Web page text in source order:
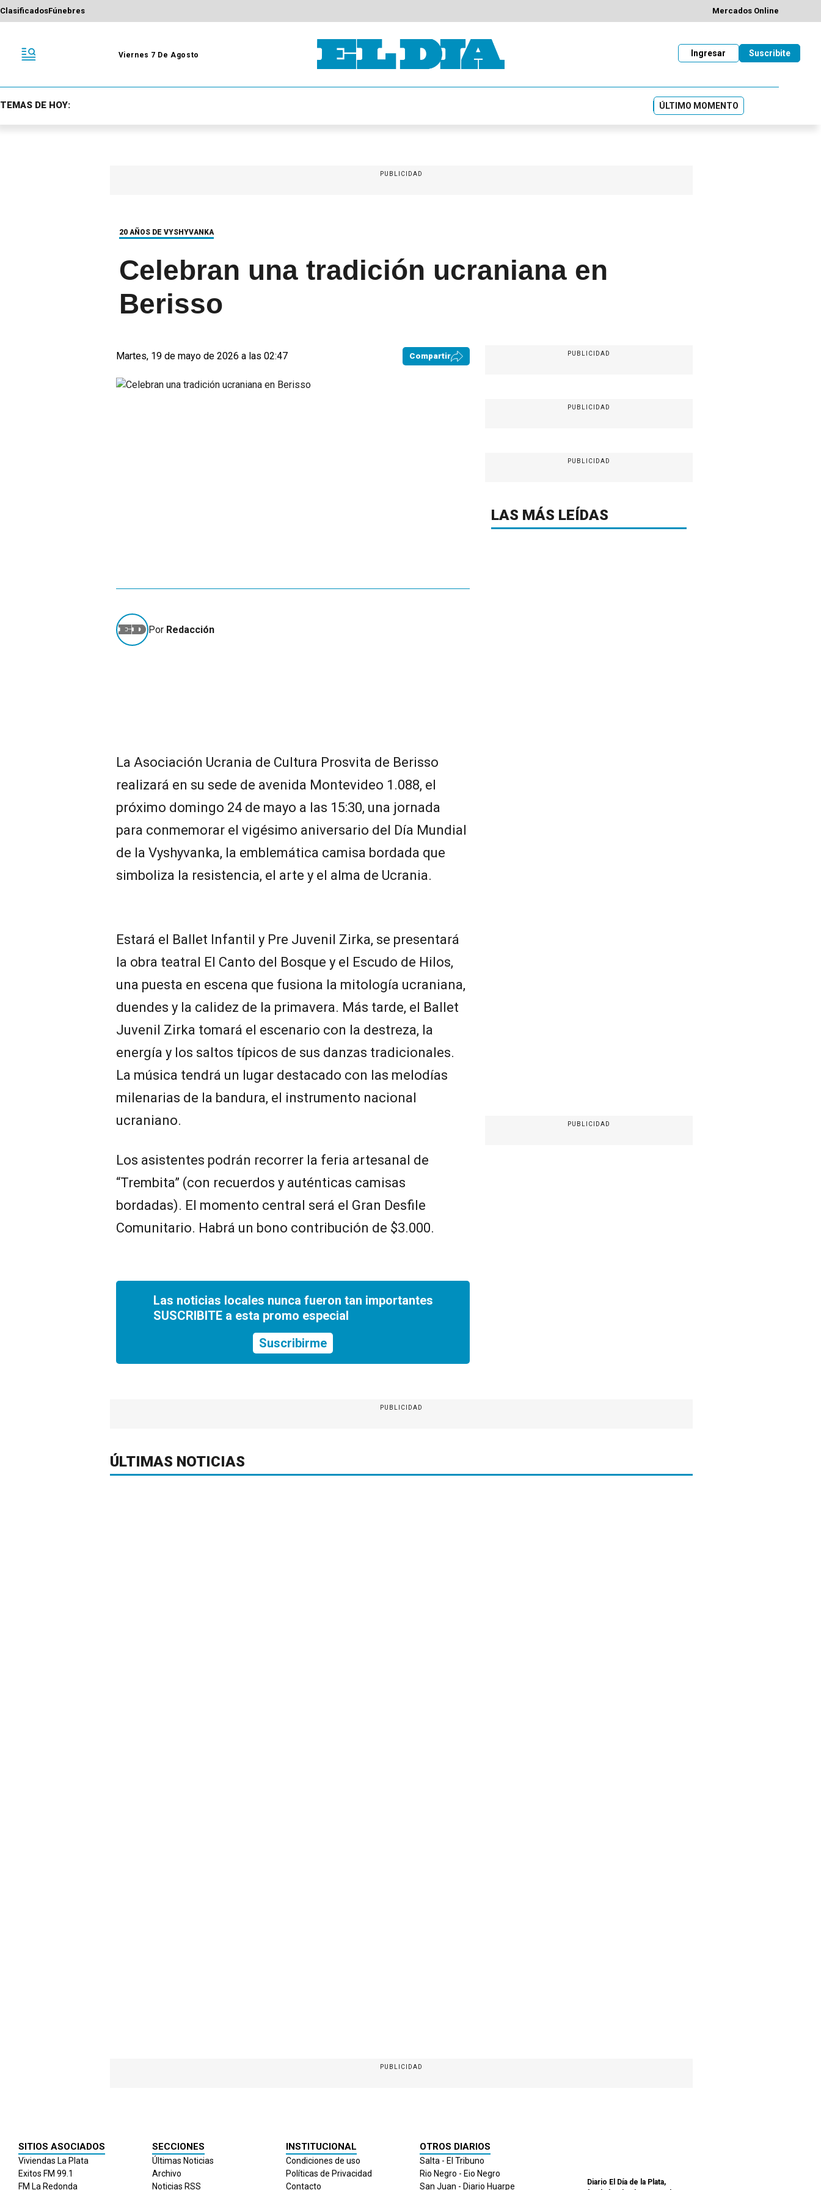
ClasificadosFúnebres Mercados Online
Viernes 7 De Agosto Suscribite
Ingresar
TEMAS DE HOY: ÚLTIMO MOMENTO
PUBLICIDAD
20 AÑOS DE VYSHYVANKA
Celebran una tradición ucraniana en
Berisso
Martes, 19 de mayo de 2026 a las 02:47 Compartir
Por Redacción
La Asociación Ucrania de Cultura Prosvita de Berisso
realizará en su sede de avenida Montevideo 1.088, el
próximo domingo 24 de mayo a las 15:30, una jornada
para conmemorar el vigésimo aniversario del Día Mundial
de la Vyshyvanka, la emblemática camisa bordada que
simboliza la resistencia, el arte y el alma de Ucrania.
Estará el Ballet Infantil y Pre Juvenil Zirka, se presentará
la obra teatral El Canto del Bosque y el Escudo de Hilos,
una puesta en escena que fusiona la mitología ucraniana,
duendes y la calidez de la primavera. Más tarde, el Ballet
Juvenil Zirka tomará el escenario con la destreza, la
energía y los saltos típicos de sus danzas tradicionales.
La música tendrá un lugar destacado con las melodías
milenarias de la bandura, el instrumento nacional
ucraniano.
Los asistentes podrán recorrer la feria artesanal de
“Trembita” (con recuerdos y auténticas camisas
bordadas). El momento central será el Gran Desfile
Comunitario. Habrá un bono contribución de $3.000.
Las noticias locales nunca fueron tan importantes
SUSCRIBITE a esta promo especial
Suscribirme
PUBLICIDAD
PUBLICIDAD
PUBLICIDAD
LAS MÁS LEÍDAS
PUBLICIDAD
PUBLICIDAD
ÚLTIMAS NOTICIAS
PUBLICIDAD
Diario El Día de la Plata,
SITIOS ASOCIADOS
Viviendas La Plata
Exitos FM 99.1
FM La Redonda
SECCIONES
Últimas Noticias
Archivo
Noticias RSS
INSTITUCIONAL
Condiciones de uso
Políticas de Privacidad
Contacto
OTROS DIARIOS
Salta - El Tribuno
Rio Negro - Eio Negro
San Juan - Diario Huarpe